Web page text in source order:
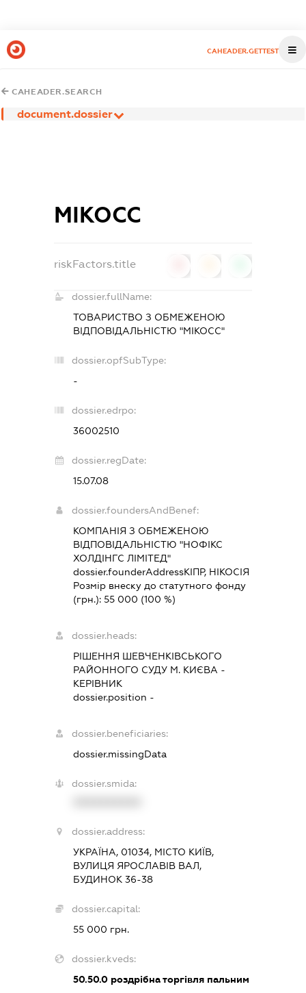
CAHEADER.GETTEST
CAHEADER.SEARCH
document.dossier
МІКОСС
riskFactors.title
dossier.fullName:
ТОВАРИСТВО З ОБМЕЖЕНОЮ
ВІДПОВІДАЛЬНІСТЮ "МІКОСС"
dossier.opfSubType:
-
dossier.edrpo:
36002510
dossier.regDate:
15.07.08
dossier.foundersAndBenef:
КОМПАНІЯ З ОБМЕЖЕНОЮ
ВІДПОВІДАЛЬНІСТЮ "НОФІКС
ХОЛДІНГС ЛІМІТЕД"
dossier.founderAddressКІПР, НІКОСІЯ
Розмір внеску до статутного фонду
(грн.): 55 000 (100 %)
dossier.heads:
РІШЕННЯ ШЕВЧЕНКІВСЬКОГО
РАЙОННОГО СУДУ М. КИЄВА -
КЕРІВНИК
dossier.position -
dossier.beneficiaries:
dossier.missingData
dossier.smida:
dossier.address:
УКРАЇНА, 01034, МІСТО КИЇВ,
ВУЛИЦЯ ЯРОСЛАВІВ ВАЛ,
БУДИНОК 36-38
dossier.capital:
55 000 грн.
dossier.kveds:
50.50.0роздрібна торгівля пальним